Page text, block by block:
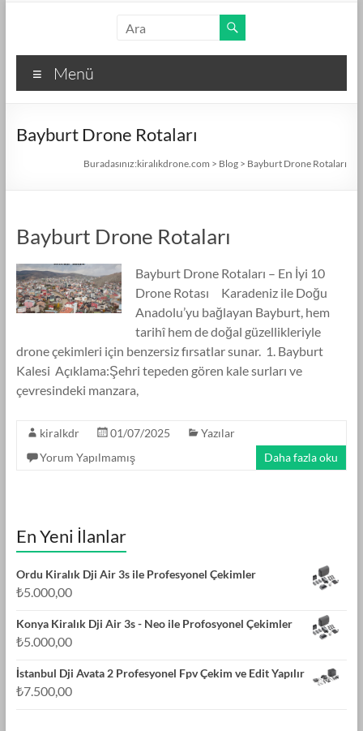
kiralıkdrone.com
Kolay
Kiralama
Menü
Bayburt Drone Rotaları
Buradasınız:kiralıkdrone.com > Blog > Bayburt Drone Rotaları
Bayburt Drone Rotaları
Bayburt Drone Rotaları – En İyi 10
Drone Rotası Karadeniz ile Doğu
Anadolu’yu bağlayan Bayburt, hem
tarihî hem de doğal güzellikleriyle
drone çekimleri için benzersiz fırsatlar sunar. 1. Bayburt
Kalesi Açıklama:Şehri tepeden gören kale surları ve
çevresindeki manzara,
kiralkdr 01/07/2025
Yazılar
Yorum Yapılmamış
Daha fazla oku
En Yeni İlanlar
Ordu Kiralık Dji Air 3s ile Profesyonel Çekimler
₺5.000,00
Konya Kiralık Dji Air 3s - Neo ile Profosyonel Çekimler
₺5.000,00
İstanbul Dji Avata 2 Profesyonel Fpv Çekim ve Edit Yapılır
₺7.500,00